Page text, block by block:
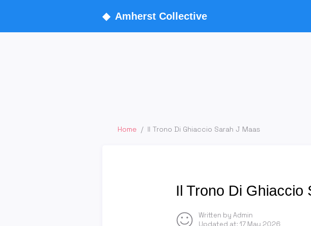
◆ Amherst Collective
Home / Il Trono Di Ghiaccio Sarah J Maas
Il Trono Di Ghiaccio
Written by Admin
Updated at: 17 May 2026